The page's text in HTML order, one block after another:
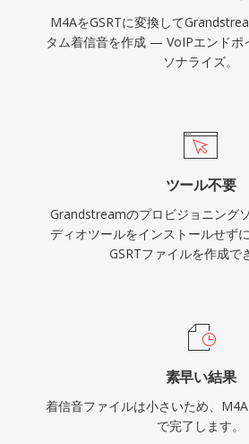
M4AをGSRTに変換して
タム着信音を作成 — VoIPエンドポ
ソナライズ。
ツール不要
Grandstreamのプロビジョニング
ディオツールをインストールせず
GSRTファイルを作成で
素早い結果
着信音ファイルは小さいため、
で完了します。